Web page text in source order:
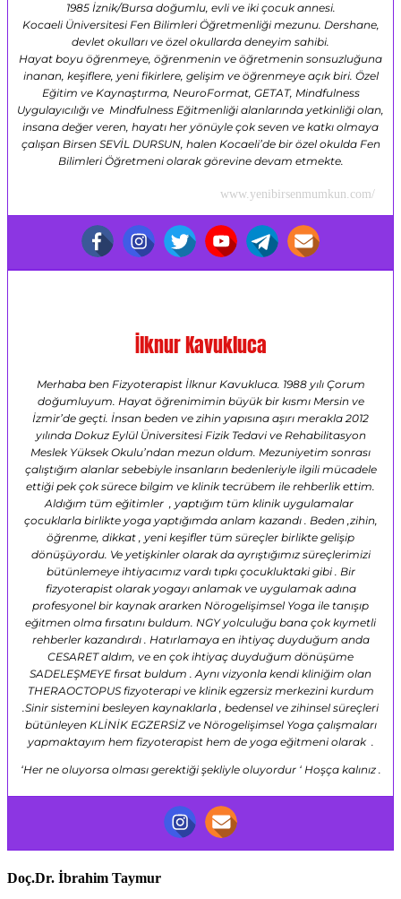
1985 İznik/Bursa doğumlu, evli ve iki çocuk annesi.
Kocaeli Üniversitesi Fen Bilimleri Öğretmenliği mezunu. Dershane,
devlet okulları ve özel okullarda deneyim sahibi.
Hayat boyu öğrenmeye, öğrenmenin ve öğretmenin sonsuzluğuna
inanan, keşiflere, yeni fikirlere, gelişim ve öğrenmeye açık biri. Özel
Eğitim ve Kaynaştırma, NeuroFormat, GETAT, Mindfulness
Uygulayıcılığı ve Mindfulness Eğitmenliği alanlarında yetkinliği olan,
insana değer veren, hayatı her yönüyle çok seven ve katkı olmaya
çalışan Birsen SEVİL DURSUN, halen Kocaeli’de bir özel okulda Fen
Bilimleri Öğretmeni olarak görevine devam etmekte.
www.yenibirsenmumkun.com/
İlknur Kavukluca
Merhaba ben Fizyoterapist İlknur Kavukluca. 1988 yılı Çorum
doğumluyum. Hayat öğrenimimin büyük bir kısmı Mersin ve
İzmir’de geçti. İnsan beden ve zihin yapısına aşırı merakla 2012
yılında Dokuz Eylül Üniversitesi Fizik Tedavi ve Rehabilitasyon
Meslek Yüksek Okulu’ndan mezun oldum. Mezuniyetim sonrası
çalıştığım alanlar sebebiyle insanların bedenleriyle ilgili mücadele
ettiği pek çok sürece bilgim ve klinik tecrübem ile rehberlik ettim.
Aldığım tüm eğitimler , yaptığım tüm klinik uygulamalar
çocuklarla birlikte yoga yaptığımda anlam kazandı . Beden ,zihin,
öğrenme, dikkat , yeni keşifler tüm süreçler birlikte gelişip
dönüşüyordu. Ve yetişkinler olarak da ayrıştığımız süreçlerimizi
bütünlemeye ihtiyacımız vardı tıpkı çocukluktaki gibi . Bir
fizyoterapist olarak yogayı anlamak ve uygulamak adına
profesyonel bir kaynak ararken Nörogelişimsel Yoga ile tanışıp
eğitmen olma fırsatını buldum. NGY yolculuğu bana çok kıymetli
rehberler kazandırdı . Hatırlamaya en ihtiyaç duyduğum anda
CESARET aldım, ve en çok ihtiyaç duyduğum dönüşüme
SADELEŞMEYE fırsat buldum . Aynı vizyonla kendi kliniğim olan
THERAOCTOPUS fizyoterapi ve klinik egzersiz merkezini kurdum
.Sinir sistemini besleyen kaynaklarla , bedensel ve zihinsel süreçleri
bütünleyen KLİNİK EGZERSİZ ve Nörogelişimsel Yoga çalışmaları
yapmaktayım hem fizyoterapist hem de yoga eğitmeni olarak .
‘Her ne oluyorsa olması gerektiği şekliyle oluyordur ‘ Hoşça kalınız .
Doç.Dr. İbrahim Taymur